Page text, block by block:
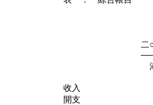
截至
八月
二○○七年
港幣百萬
收入
開支 （